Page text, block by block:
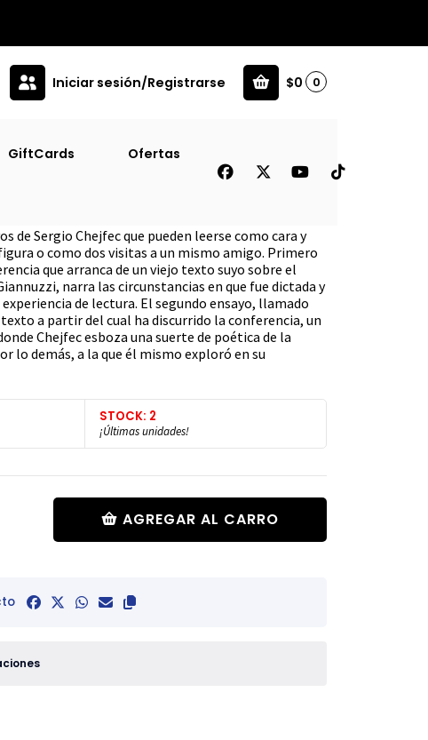
Iniciar sesión/Registrarse $0 0
GiftCards Ofertas
de Sergio Chejfec que pueden leerse como cara y
o como dos visitas a un mismo amigo. Primero
que arranca de un viejo texto suyo sobre el
narra las circunstancias en que fue dictada y
de lectura. El segundo ensayo, llamado
a partir del cual ha discurrido la conferencia, un
Chejfec esboza una suerte de poética de la
lo demás, a la que él mismo exploró en su
STOCK: 2
¡Últimas unidades!
AGREGAR AL CARRO